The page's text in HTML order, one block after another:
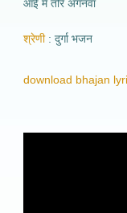
आई मैं तोरे अंगनवा
श्रेणी दुर्गा भजन
download bhajan